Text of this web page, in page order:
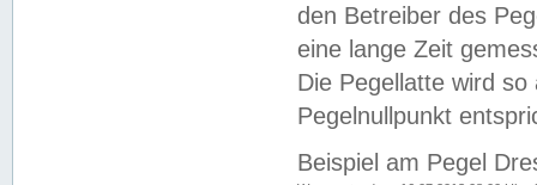
den Betreiber des
eine lange Zeit
Die Pegellatte wird
Pegelnullpunkt
Beispiel am Pegel